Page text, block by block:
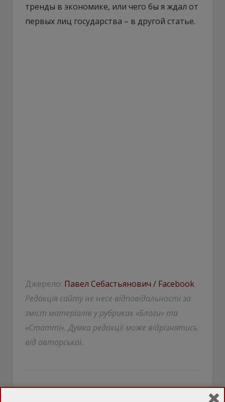
тренды в экономике, или чего бы я ждал от
первых лиц государства – в другой статье.
Джерело: Павел Себастьянович / Facebook
Редакція сайту не несе відповідальності за
зміст матеріалів у рубриках «Блоги» та
«Статті». Думка редакції може відрізнятись
від авторської.